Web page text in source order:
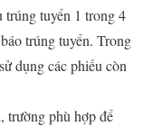
trúng tuyển 1 trong 4
trúng tuyển. Trong
dụng các phiếu còn
trường phù hợp để